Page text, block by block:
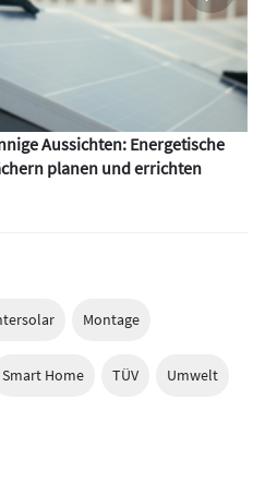
Aussichten: Energetische
planen und errichten
Montage
Smart Home TÜV Umwelt